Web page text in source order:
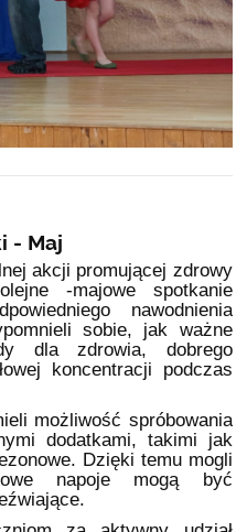
- Maj
akcji promującej zdrowy
-majowe spotkanie
nawodnienia
sobie, jak ważne
dla zdrowia, dobrego
koncentracji podczas
możliwość spróbowania
dodatkami, takimi jak
Dzięki temu mogli
napoje mogą być